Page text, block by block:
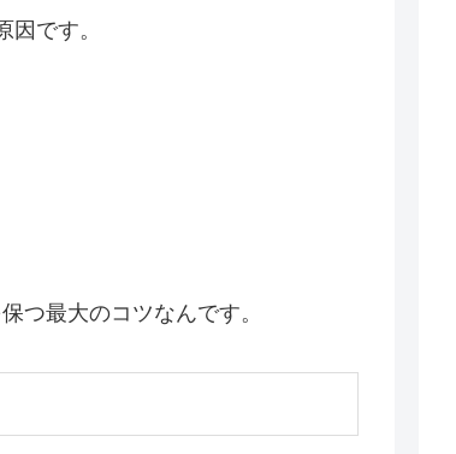
です。
つ最大のコツなんです。